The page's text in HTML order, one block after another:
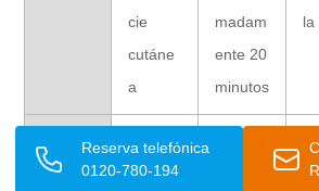
cie
cutáne
a
madam
ente 20
minutos
la
Efectos
·
Mejora
Reserva telefónica
0120-780-194